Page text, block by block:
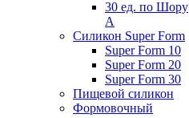
30 ед. по Шору
А
Силикон Super Form
Super Form 10
Super Form 20
Super Form 30
Пищевой силикон
Формовочный